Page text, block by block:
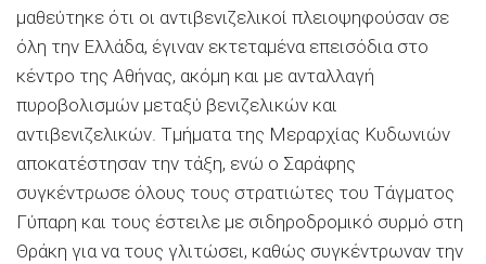
μαθεύτηκε ότι οι αντιβενιζελικοί πλειοψηφούσαν σε
όλη την Ελλάδα, έγιναν εκτεταμένα επεισόδια στο
κέντρο της Αθήνας, ακόμη και με ανταλλαγή
πυροβολισμών μεταξύ βενιζελικών και
αντιβενιζελικών. Τμήματα της Μεραρχίας Κυδωνιών
αποκατέστησαν την τάξη, ενώ ο Σαράφης
συγκέντρωσε όλους τους στρατιώτες του Τάγματος
Γύπαρη και τους έστειλε με σιδηροδρομικό συρμό στη
Θράκη για να τους γλιτώσει, καθώς συγκέντρωναν την